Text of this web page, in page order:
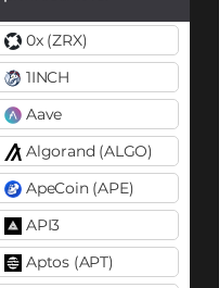
0x (ZRX)
1INCH
Aave
Algorand (ALGO)
ApeCoin (APE)
API3
Aptos (APT)